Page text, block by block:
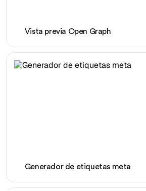
Vista previa Open Graph
Generador de etiquetas meta